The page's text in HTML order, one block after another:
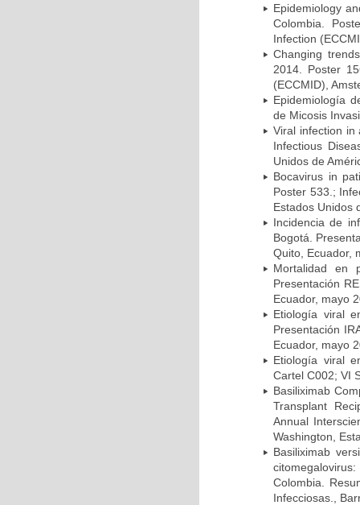
Epidemiology
Colombia.
Infection
Changing
2014. Poster
(ECCMID),
Epidemiología
de Micosis
Viral infection in
Infectious
Unidos de
Bocavirus in
Poster 533.;
Estados Unidos
Incidencia de
Bogotá.
Quito, Ecuador,
Mortalidad en
Presentación
Ecuador, mayo
Etiología viral
Presentación
Ecuador, mayo
Etiología viral
Cartel C002; VI
Basiliximab
Transplant
Annual
Washington,
Basiliximab
Colombia.
Infecciosas.,